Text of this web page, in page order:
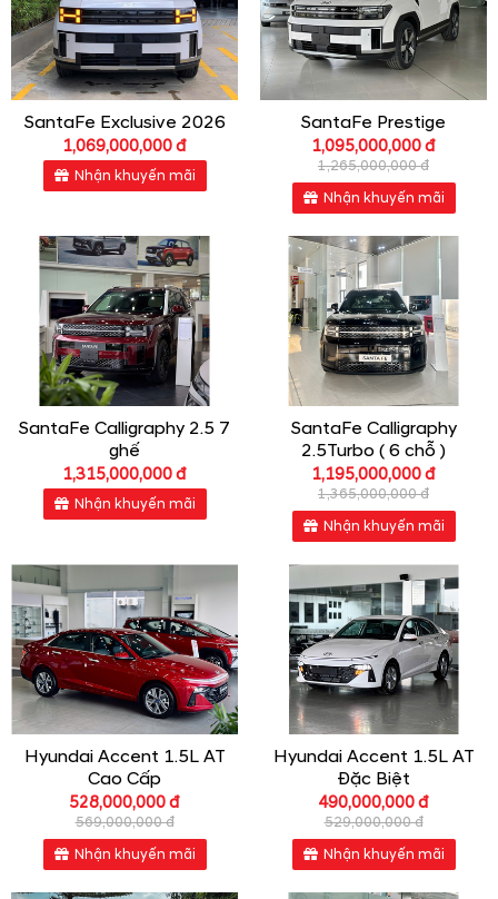
SantaFe Exclusive 2026
1,069,000,000 đ
Nhận khuyến mãi
SantaFe Prestige
1,095,000,000 đ
1,265,000,000 đ
Nhận khuyến mãi
SantaFe Calligraphy 2.5 7
ghế
1,315,000,000 đ
Nhận khuyến mãi
SantaFe Calligraphy
2.5Turbo ( 6 chỗ )
1,195,000,000 đ
1,365,000,000 đ
Nhận khuyến mãi
Hyundai Accent 1.5L AT
Cao Cấp
528,000,000 đ
569,000,000 đ
Nhận khuyến mãi
Hyundai Accent 1.5L AT
Đặc Biệt
490,000,000 đ
529,000,000 đ
Nhận khuyến mãi